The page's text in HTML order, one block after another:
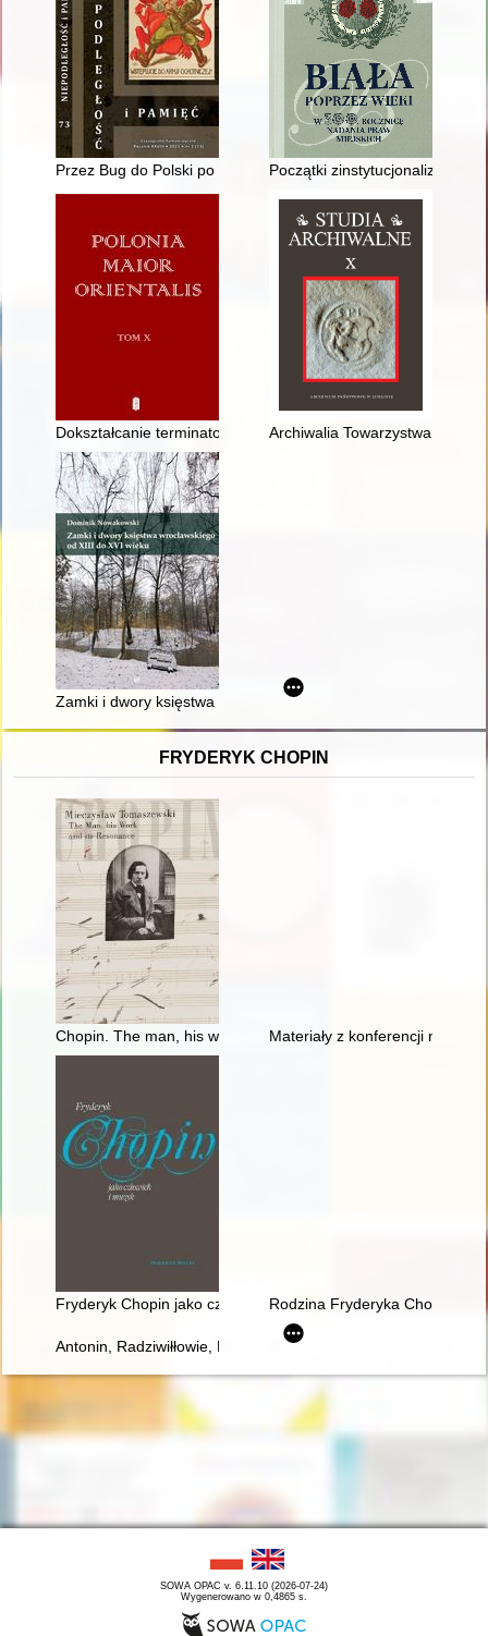
Przez Bug do Polski po 17 września 1939 roku : dwie relacje
Początki
Dokształcanie terminatorów w II RP na przykładzie
Archiwalia Towarzystwa
Zamki i dwory księstwa wrocławskiego od XIII do XVI wieku
FRYDERYK CHOPIN
Chopin. The man, his work and its resonance
Materiały z konferencji
Fryderyk Chopin jako człowiek i muzykRodzina Fryderyka Chopina
Antonin, Radziwiłłowie, Fryderyk Chopin [1810-1849]
SOWA OPAC v. 6.11.10 (2026-07-24)
Wygenerowano w 0,4865 s.